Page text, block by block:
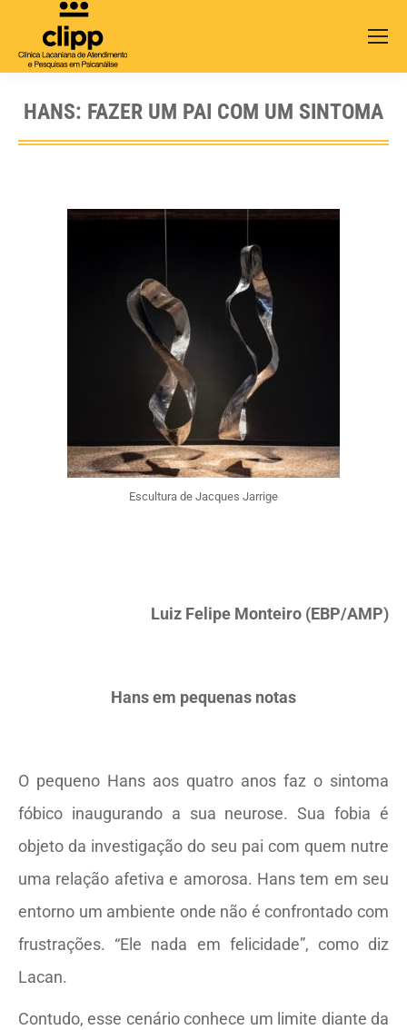
HANS: FAZER UM PAI COM UM SINTOMA
Escultura de Jacques Jarrige
Luiz Felipe Monteiro (EBP/AMP)
Hans em pequenas notas
O pequeno Hans aos quatro anos faz o sintoma
fóbico inaugurando a sua neurose. Sua fobia é
objeto da investigação do seu pai com quem nutre
uma relação afetiva e amorosa. Hans tem em seu
entorno um ambiente onde não é confrontado com
frustrações. “Ele nada em felicidade”, como diz
Lacan.
Contudo, esse cenário conhece um limite diante da